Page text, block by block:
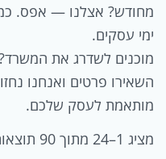
ימי עסקים.
מוכנים לשדרג את
השאירו פרטים ואנחנו
מותאמת לעסק שלכם.
מציג 1–24 מתוך 90 תוצאות